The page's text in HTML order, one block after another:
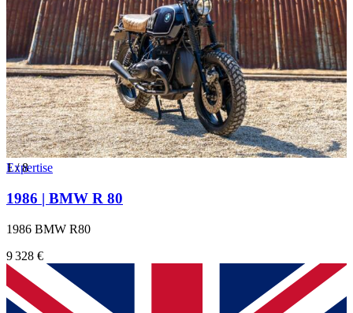
1/8
Expertise
1986 | BMW R 80
1986 BMW R80
9 328 €